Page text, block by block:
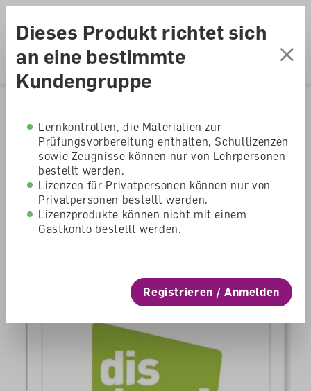
Accesskey Navigation
Direkt
Seitenanfang
Hauptnavigation
Direkt
zum
Hauptinhalt
Direkt
zum
Footer
Direkt
dis donc! 5/6
Lernplattform für SuS
dis donc!
Primarschule
Dieses Produkt richtet sich
an eine bestimmte
Kundengruppe
Lernkontrollen, die Materialien zur
Prüfungsvorbereitung enthalten, Schullizenzen
sowie Zeugnisse können nur von Lehrpersonen
bestellt werden.
Lizenzen für Privatpersonen können nur von
Privatpersonen bestellt werden.
Lizenzprodukte können nicht mit einem
Gastkonto bestellt werden.
Registrieren / Anmelden